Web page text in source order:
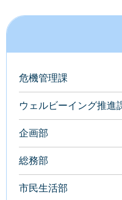
危機管理課
ウェルビーイング推進
企画部
総務部
市民生活部